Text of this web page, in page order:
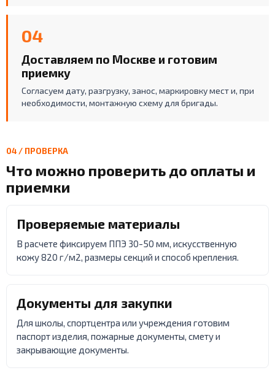
04
Доставляем по Москве и готовим
приемку
Согласуем дату, разгрузку, занос, маркировку мест и, при
необходимости, монтажную схему для бригады.
04 / ПРОВЕРКА
Что можно проверить до оплаты и
приемки
Проверяемые материалы
В расчете фиксируем ППЭ 30-50 мм, искусственную
кожу 820 г/м2, размеры секций и способ крепления.
Документы для закупки
Для школы, спортцентра или учреждения готовим
паспорт изделия, пожарные документы, смету и
закрывающие документы.